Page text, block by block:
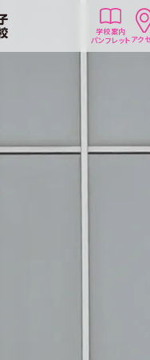
学校案内
パンフレットアク